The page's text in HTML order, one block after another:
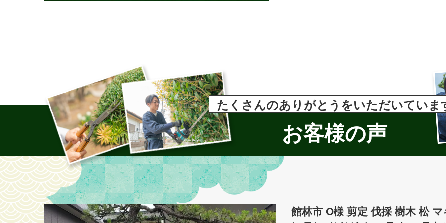
たくさんのありがとうをいただいていま
お客様の声
館林市 O様 剪定 伐採 樹木 松